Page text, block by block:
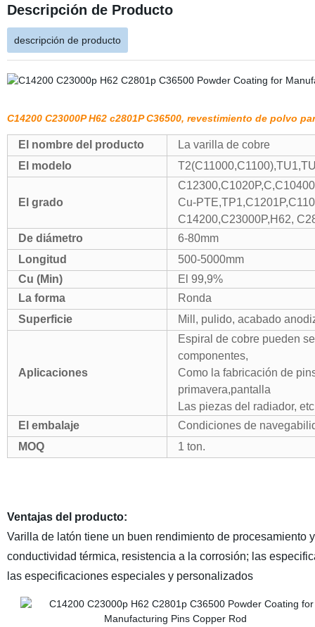
Descripción de Producto
descripción de producto
C14200 C23000P H62 c2801P C36500, revestimiento de polvo
El nombre del producto
La varilla de cobre
El modelo
El grado
Cu-
C14200,C23000P,H62,
De diámetro
6-80mm
Longitud
500-5000mm
Cu (Min)
El 99,9%
La forma
Ronda
Superficie
Mill, pulido, acabado
Aplicaciones
Espiral de cobre pueden
componentes,
Como la fabricación de
primavera,pantalla
Las piezas del radiador, etc
El embalaje
Condiciones de
MOQ
1 ton.
Ventajas del producto:
Varilla de latón tiene un buen rendimiento de
conductividad térmica, resistencia a la corrosión; las
las especificaciones especiales y personalizados